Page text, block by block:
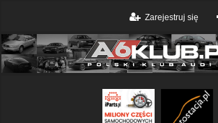
Zarejestruj się